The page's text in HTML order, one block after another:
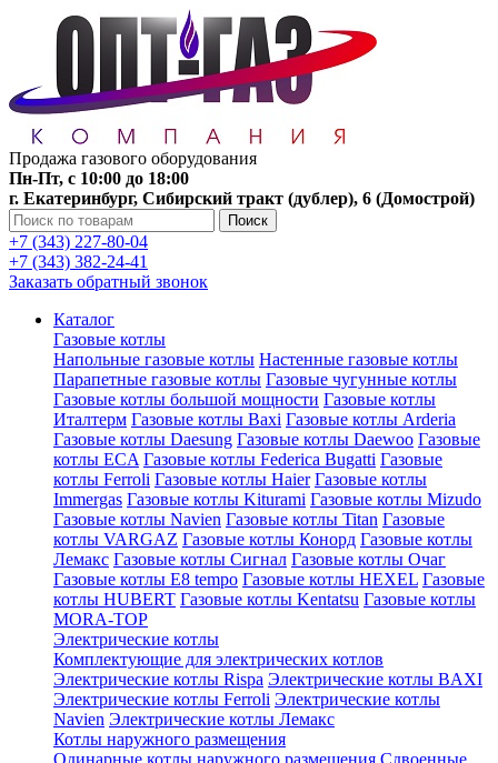
Продажа газового оборудования
Пн-Пт, с 10:00 до 18:00
г. Екатеринбург, Сибирский тракт (дублер), 6 (Домострой)
Поиск
+7 (343) 227-80-04
+7 (343) 382-24-41
Заказать обратный звонок
Каталог
Газовые котлы
Напольные газовые котлы Настенные газовые котлы
Парапетные газовые котлы Газовые чугунные котлы
Газовые котлы большой мощности Газовые котлы
Италтерм Газовые котлы Baxi Газовые котлы Arderia
Газовые котлы Daesung Газовые котлы Daewoo Газовые
котлы ECA Газовые котлы Federica Bugatti Газовые
котлы Ferroli Газовые котлы Haier Газовые котлы
Immergas Газовые котлы Kiturami Газовые котлы Mizudo
Газовые котлы Navien Газовые котлы Titan Газовые
котлы VARGAZ Газовые котлы Конорд Газовые котлы
Лемакс Газовые котлы Сигнал Газовые котлы Очаг
Газовые котлы E8 tempo Газовые котлы HEXEL Газовые
котлы HUBERT Газовые котлы Kentatsu Газовые котлы
MORA-TOP
Электрические котлы
Комплектующие для электрических котлов
Электрические котлы Rispa Электрические котлы BAXI
Электрические котлы Ferroli Электрические котлы
Navien Электрические котлы Лемакс
Котлы наружного размещения
Одинарные котлы наружного размещения Сдвоенные